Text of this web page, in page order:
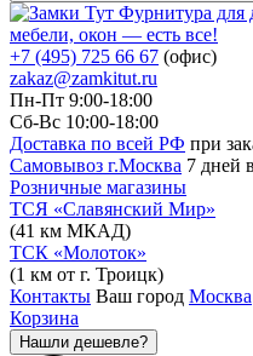
Фурнитура для
мебели, окон — есть все!
+7 (495) 725 66 67 (офис)
zakaz@zamkitut.ru
Пн-Пт 9:00-18:00
Сб-Вс 10:00-18:00
Доставка по всей РФ при
Самовывоз г.Москва 7 дней
Розничные магазины
ТСЯ «Славянский Мир»
(41 км МКАД)
ТСК «Молоток»
(1 км от г. Троицк)
Контакты Ваш город Москва
Корзина
Нашли дешевле?